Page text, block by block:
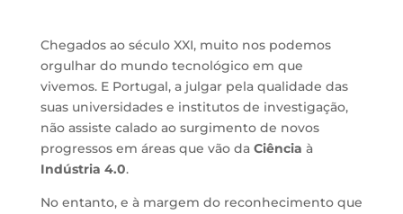
Chegados ao século XXI, muito nos podemos
orgulhar do mundo tecnológico em que
vivemos. E Portugal, a julgar pela qualidade das
suas universidades e institutos de investigação,
não assiste calado ao surgimento de novos
progressos em áreas que vão da Ciência à
Indústria 4.0.
No entanto, e à margem do reconhecimento que